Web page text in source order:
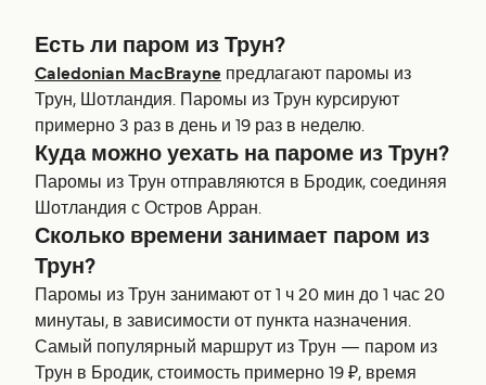
Есть ли паром из Трун?
Caledonian MacBrayne предлагают паромы из
Трун, Шотландия. Паромы из Трун курсируют
примерно 3 раз в день и 19 раз в неделю.
Куда можно уехать на пароме из Трун?
Паромы из Трун отправляются в Бродик, соединяя
Шотландия с Остров Арран.
Сколько времени занимает паром из
Трун?
Паромы из Трун занимают от 1 ч 20 мин до 1 час 20
минутаы, в зависимости от пункта назначения.
Самый популярный маршрут из Трун — паром из
Трун в Бродик, стоимость примерно 19 ₽, время